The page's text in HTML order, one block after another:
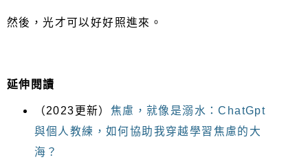
然後，光才可以好好照進來。
延伸閱讀
（2023更新） 焦慮，就像是溺水：ChatGpt
與個人教練，如何協助我穿越學習焦慮的大
海？